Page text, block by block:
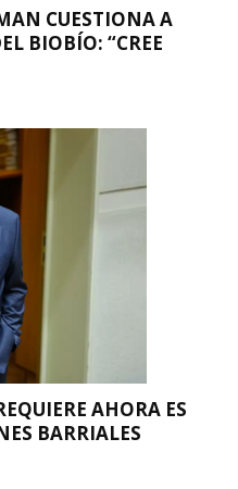
CUESTIONA A
BIOBÍO: “CREE
AHORA ES
BARRIALES